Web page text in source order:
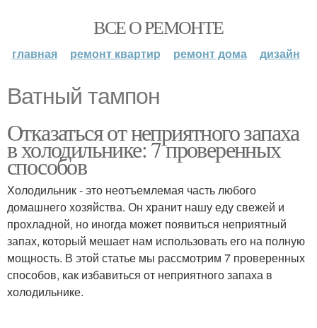
ВСЕ О РЕМОНТЕ
главная ремонт квартир ремонт дома дизайн
Ватный тампон
Отказаться от неприятного запаха
в холодильнике: 7 проверенных
способов
Холодильник - это неотъемлемая часть любого
домашнего хозяйства. Он хранит нашу еду свежей и
прохладной, но иногда может появиться неприятный
запах, который мешает нам использовать его на полную
мощность. В этой статье мы рассмотрим 7 проверенных
способов, как избавиться от неприятного запаха в
холодильнике.